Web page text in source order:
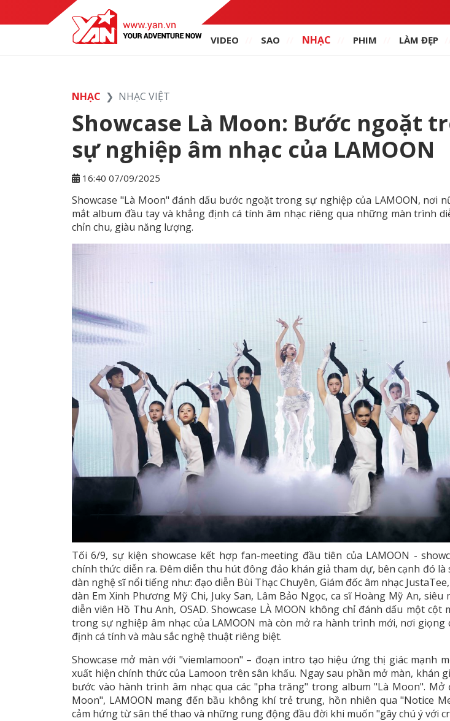
VIDEO SAO NHẠC PHIM LÀM ĐẸP
NHẠC NHẠC VIỆT
Showcase Là Moon: Bước ngoặt
sự nghiệp âm nhạc của LAMOON
16:40 07/09/2025
Showcase "Là Moon" đánh dấu bước ngoặt trong sự nghiệp của LAMOON, nơi
mắt album đầu tay và khẳng định cá tính âm nhạc riêng qua những màn trình
chỉn chu, giàu năng lượng.
Tối 6/9, sự kiện showcase kết hợp fan-meeting đầu tiên của LAMOON -
chính thức diễn ra. Đêm diễn thu hút đông đảo khán giả tham dự, bên cạnh đó là
dàn nghệ sĩ nổi tiếng như: đạo diễn Bùi Thạc Chuyên, Giám đốc âm nhạc
dàn Em Xinh Phương Mỹ Chi, Juky San, Lâm Bảo Ngọc, ca sĩ Hoàng Mỹ An, siêu
diễn viên Hồ Thu Anh, OSAD. Showcase LÀ MOON không chỉ đánh dấu một cột
trong sự nghiệp âm nhạc của LAMOON mà còn mở ra hành trình mới, nơi giọng
định cá tính và màu sắc nghệ thuật riêng biệt.
Showcase mở màn với "viemlamoon" – đoạn intro tạo hiệu ứng thị giác mạnh
xuất hiện chính thức của Lamoon trên sân khấu. Ngay sau phần mở màn, khán
bước vào hành trình âm nhạc qua các "pha trăng" trong album "Là Moon". Mở
Moon", LAMOON mang đến bầu không khí trẻ trung, hồn nhiên qua "Notice
cảm hứng từ sân thể thao và những rung động đầu đời khi muốn "gây chú ý với